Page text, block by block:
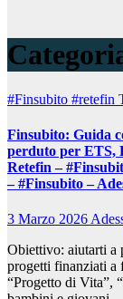
#Finsubito #retefin
Finsubito: Guida
perduto per ETS,
Retefin –
– #Finsubito –
3 Marzo 2026
Obiettivo: aiutarti a
progetti finanziati a
“Progetto di Vita”,